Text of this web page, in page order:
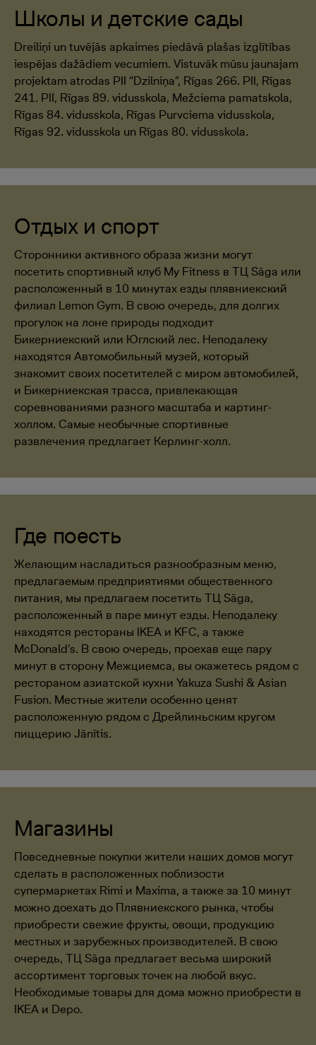
Школы и детские сады
Dreiliņi un tuvējās apkaimes piedāvā plašas izglītības
iespējas dažādiem vecumiem. Vistuvāk mūsu jaunajam
projektam atrodas PII “Dzilniņa”, Rīgas 266. PII, Rīgas
241. PII, Rīgas 89. vidusskola, Mežciema pamatskola,
Rīgas 84. vidusskola, Rīgas Purvciema vidusskola,
Rīgas 92. vidusskola un Rīgas 80. vidusskola.
Отдых и спорт
Сторонники активного образа жизни могут
посетить спортивный клуб My Fitness в ТЦ Sāga или
расположенный в 10 минутах езды плявниекский
филиал Lemon Gym. В свою очередь, для долгих
прогулок на лоне природы подходит
Бикерниекский или Юглский лес. Неподалеку
находятся Автомобильный музей, который
знакомит своих посетителей с миром автомобилей,
и Бикерниекская трасса, привлекающая
соревнованиями разного масштаба и картинг-
холлом. Самые необычные спортивные
развлечения предлагает Керлинг-холл.
Где поесть
Желающим насладиться разнообразным меню,
предлагаемым предприятиями общественного
питания, мы предлагаем посетить ТЦ Sāga,
расположенный в паре минут езды. Неподалеку
находятся рестораны IKEA и KFC, а также
McDonald’s. В свою очередь, проехав еще пару
минут в сторону Межциемса, вы окажетесь рядом с
рестораном азиатской кухни Yakuza Sushi & Asian
Fusion. Местные жители особенно ценят
расположенную рядом с Дрейлиньским кругом
пиццерию Jānītis.
Магазины
Повседневные покупки жители наших домов могут
сделать в расположенных поблизости
супермаркетах Rimi и Maxima, а также за 10 минут
можно доехать до Плявниекского рынка, чтобы
приобрести свежие фрукты, овощи, продукцию
местных и зарубежных производителей. В свою
очередь, ТЦ Sāga предлагает весьма широкий
ассортимент торговых точек на любой вкус.
Необходимые товары для дома можно приобрести в
IKEA и Depo.